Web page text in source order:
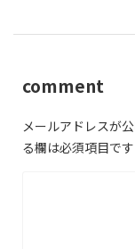
comment
メールアドレスが
る欄は必須項目です